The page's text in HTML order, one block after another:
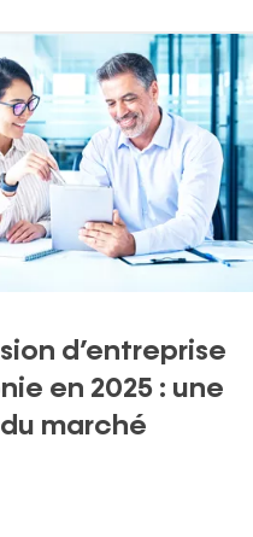
d’entreprise
en 2025 : une
marché